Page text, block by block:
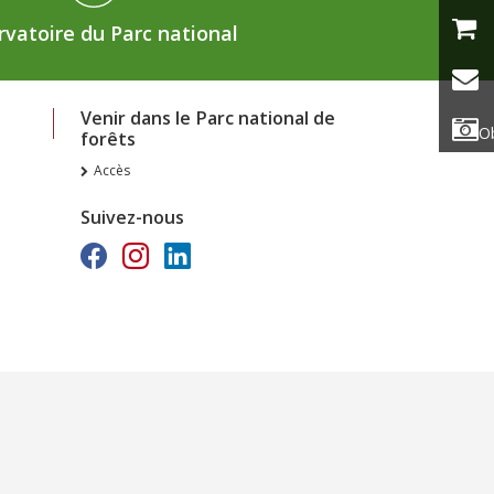
du Parc national
Venir dans le Parc national de
forêts
Accès
Suivez-nous